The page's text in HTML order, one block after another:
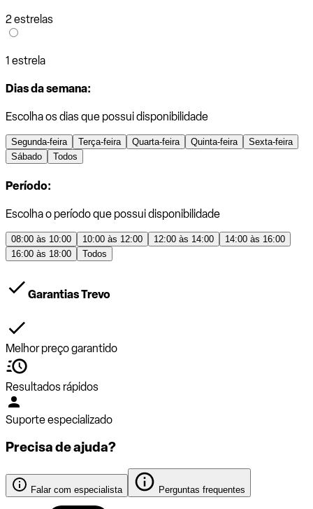
2 estrelas
1 estrela
Dias da semana:
Escolha os dias que possui disponibilidade
Segunda-feira Terça-feira Quarta-feira Quinta-feira
Sexta-feira
Sábado
Todos
Período:
Escolha o período que possui disponibilidade
08:00 às 10:00 10:00 às 12:00 12:00 às 14:00
14:00 às 16:00
16:00 às 18:00
Todos
Garantias Trevo
Melhor preço garantido
Resultados rápidos
Suporte especializado
Precisa de ajuda?
Falar com especialista Perguntas frequentes